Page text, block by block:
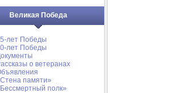
Великая Победа
лет Победы
лет Победы
о ветеранах
памяти»
полк»